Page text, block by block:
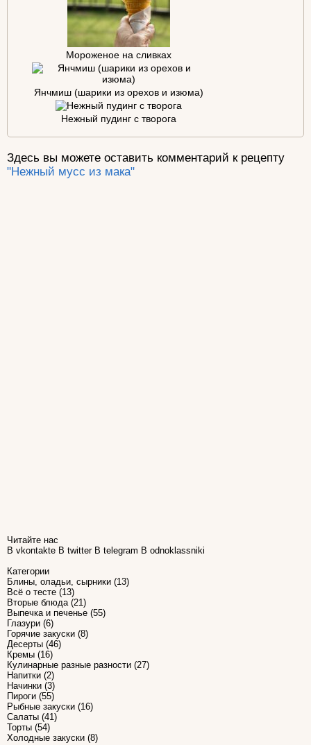
Мороженое на сливках
Янчмиш (шарики из орехов и изюма)
Нежный пудинг с творога
Здесь вы можете оставить комментарий к рецепту
"Нежный мусс из мака"
Читайте нас
В vkontakte В twitter В telegram В odnoklassniki
Категории
Блины, оладьи, сырники (13)
Всё о тесте (13)
Вторые блюда (21)
Выпечка и печенье (55)
Глазури (6)
Горячие закуски (8)
Десерты (46)
Кремы (16)
Кулинарные разные разности (27)
Напитки (2)
Начинки (3)
Пироги (55)
Рыбные закуски (16)
Салаты (41)
Торты (54)
Холодные закуски (8)